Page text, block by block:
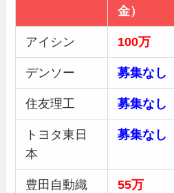
金）
アイシン 100万
デンソー 募集なし
住友理工 募集なし
トヨタ東日
本
募集なし
豊田自動織
55万